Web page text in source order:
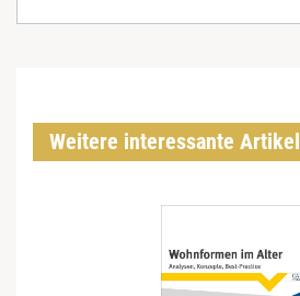
Weitere interessante Artikel